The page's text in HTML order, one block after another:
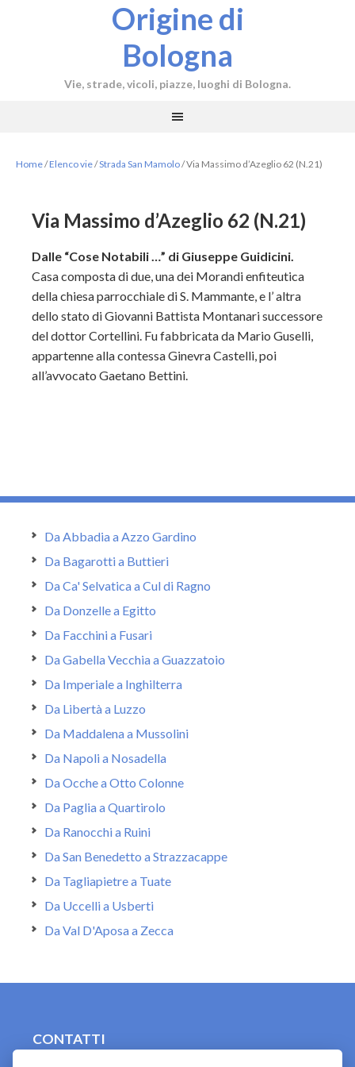
Origine di
Bologna
Vie, strade, vicoli, piazze, luoghi di Bologna.
Home/Elenco vie/Strada San Mamolo/Via Massimo d’Azeglio 62 (N.21)
Via Massimo d’Azeglio 62 (N.21)
Dalle “Cose Notabili …” di Giuseppe Guidicini.
Casa composta di due, una dei Morandi enfiteutica
della chiesa parrocchiale di S. Mammante, e l’ altra
dello stato di Giovanni Battista Montanari successore
del dottor Cortellini. Fu fabbricata da Mario Guselli,
appartenne alla contessa Ginevra Castelli, poi
all’avvocato Gaetano Bettini.
Da Abbadia a Azzo Gardino
Da Bagarotti a Buttieri
Da Ca' Selvatica a Cul di Ragno
Da Donzelle a Egitto
Da Facchini a Fusari
Da Gabella Vecchia a Guazzatoio
Da Imperiale a Inghilterra
Da Libertà a Luzzo
Da Maddalena a Mussolini
Da Napoli a Nosadella
Da Ocche a Otto Colonne
Da Paglia a Quartirolo
Da Ranocchi a Ruini
Da San Benedetto a Strazzacappe
Da Tagliapietre a Tuate
Da Uccelli a Usberti
Da Val D'Aposa a Zecca
CONTATTI